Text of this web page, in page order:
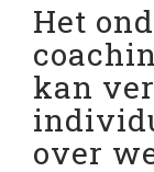
Het
kan
over